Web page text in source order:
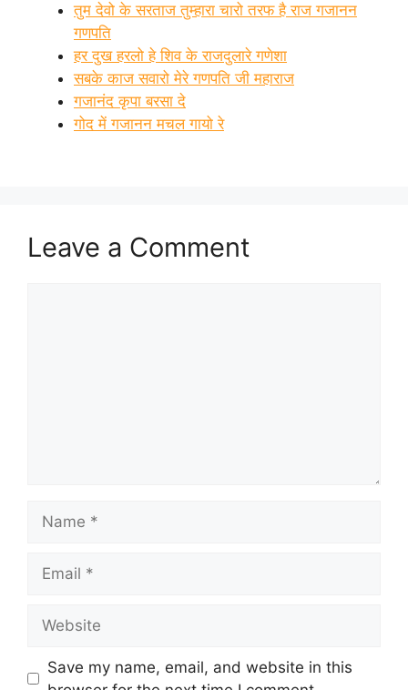
तुम देवो के सरताज तुम्हारा चारो तरफ है राज गजानन
गणपति
हर दुख हरलो हे शिव के राजदुलारे गणेशा
सबके काज सवारो मेरे गणपति जी महाराज
गजानंद कृपा बरसा दे
गोद में गजानन मचल गायो रे
Leave a Comment
Save my name, email, and website in this